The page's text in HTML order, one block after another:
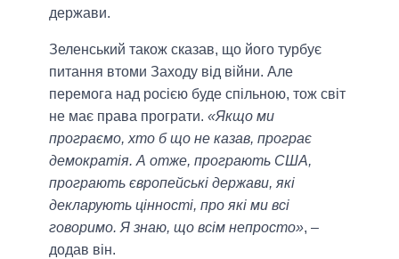
держави.
Зеленський також сказав, що його турбує
питання втоми Заходу від війни. Але
перемога над росією буде спільною, тож світ
не має права програти. «Якщо ми
програємо, хто б що не казав, програє
демократія. А отже, програють США,
програють європейські держави, які
декларують цінності, про які ми всі
говоримо. Я знаю, що всім непросто», –
додав він.